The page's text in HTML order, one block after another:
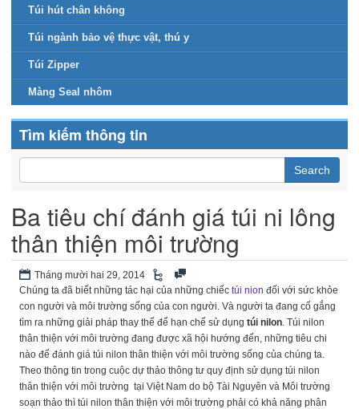
Túi hút chân không
Túi ngành bảo vệ thực vật, thú y
Túi Zipper
Màng Seal nhôm
Tìm kiếm thông tin
Ba tiêu chí đánh giá túi ni lông
thân thiện môi trường
Tháng mười hai 29, 2014
Chúng ta đã biết những tác hại của những chiếc túi nion đối với sức khỏe
con người và môi trường sống của con người. Và người ta đang cố gắng
tìm ra những giải pháp thay thế để hạn chế sử dụng túi nilon. Túi nilon
thân thiện với môi trường đang được xã hội hướng đến, những tiêu chi
nào để đánh giá túi nilon thân thiện với môi trường sống của chúng ta.
Theo thông tin trong cuộc dự thảo thông tư quy định sử dụng túi nilon
thân thiện với môi trường tại Việt Nam do bộ Tài Nguyên và Môi trường
soạn thảo thì túi nilon thân thiện với môi trường phải có khả năng phân